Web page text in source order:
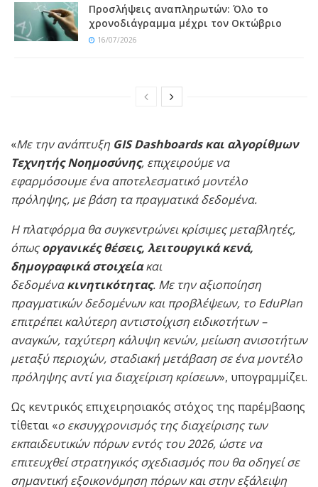
Προσλήψεις αναπληρωτών: Όλο το
χρονοδιάγραμμα μέχρι τον Οκτώβριο
16/07/2026
«Με την ανάπτυξη GIS Dashboards και αλγορίθμων
Τεχνητής Νοημοσύνης, επιχειρούμε να
εφαρμόσουμε ένα αποτελεσματικό μοντέλο
πρόληψης, με βάση τα πραγματικά δεδομένα.
Η πλατφόρμα θα συγκεντρώνει κρίσιμες μεταβλητές,
όπωςοργανικές θέσεις, λειτουργικά κενά,
δημογραφικά στοιχείακαι
δεδομένακινητικότητας. Με την αξιοποίηση
πραγματικών δεδομένων και προβλέψεων, το EduPlan
επιτρέπει καλύτερη αντιστοίχιση ειδικοτήτων –
αναγκών, ταχύτερη κάλυψη κενών, μείωση ανισοτήτων
μεταξύ περιοχών, σταδιακή μετάβαση σε ένα μοντέλο
πρόληψης αντί για διαχείριση κρίσεων», υπογραμμίζει.
Ως κεντρικός επιχειρησιακός στόχος της παρέμβασης
τίθεται «ο εκσυγχρονισμός της διαχείρισης των
εκπαιδευτικών πόρων εντός του 2026, ώστε να
επιτευχθεί στρατηγικός σχεδιασμός που θα οδηγεί σε
σημαντική εξοικονόμηση πόρων και στην εξάλειψη